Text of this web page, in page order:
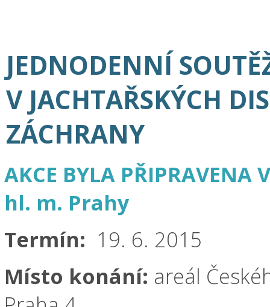
JEDNODENNÍ
V JACHTAŘSKÝCH
ZÁCHRANY
AKCE BYLA PŘIPRAVENA
hl. m. Prahy
Termín: 19. 6. 2015
Místo konání: areál